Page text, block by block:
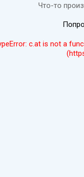
Что-то
c.at is not a